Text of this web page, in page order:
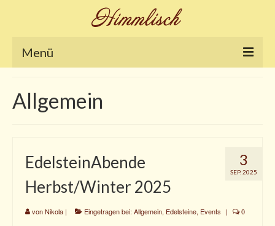
Menü
Galerie
Shop
Ringe
Armschmuck
Allgemein
3
SEP. 2025
EdelsteinAbende
Herbst/Winter 2025
vonNikola | Eingetragen bei: Allgemein, Edelsteine, Events | 0